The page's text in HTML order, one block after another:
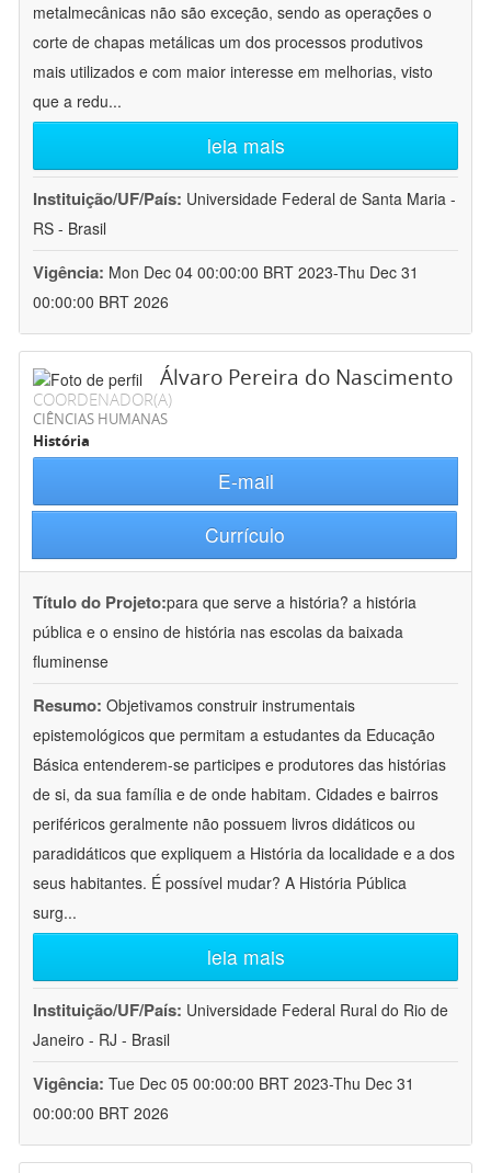
metalmecânicas não são exceção, sendo as operações o
corte de chapas metálicas um dos processos produtivos
mais utilizados e com maior interesse em melhorias, visto
que a redu...
leia mais
Instituição/UF/País: Universidade Federal de Santa Maria -
RS - Brasil
Vigência: Mon Dec 04 00:00:00 BRT 2023-Thu Dec 31
00:00:00 BRT 2026
Álvaro Pereira do Nascimento
COORDENADOR(A)
CIÊNCIAS HUMANAS
História
E-mail
Currículo
Título do Projeto:para que serve a história? a história
pública e o ensino de história nas escolas da baixada
fluminense
Resumo: Objetivamos construir instrumentais
epistemológicos que permitam a estudantes da Educação
Básica entenderem-se participes e produtores das histórias
de si, da sua família e de onde habitam. Cidades e bairros
periféricos geralmente não possuem livros didáticos ou
paradidáticos que expliquem a História da localidade e a dos
seus habitantes. É possível mudar? A História Pública
surg...
leia mais
Instituição/UF/País: Universidade Federal Rural do Rio de
Janeiro - RJ - Brasil
Vigência: Tue Dec 05 00:00:00 BRT 2023-Thu Dec 31
00:00:00 BRT 2026